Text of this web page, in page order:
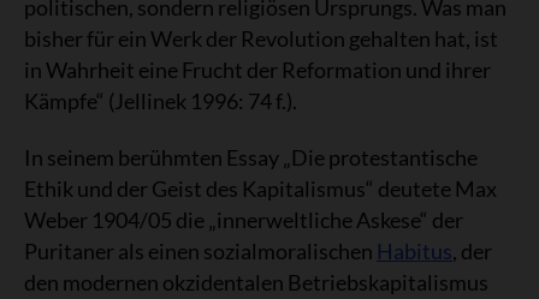
politischen, sondern religiösen Ursprungs. Was man
bisher für ein Werk der Revolution gehalten hat, ist
in Wahrheit eine Frucht der Reformation und ihrer
Kämpfe“ (Jellinek 1996: 74 f.).
In seinem berühmten Essay „Die protestantische
Ethik und der Geist des Kapitalismus“ deutete Max
Weber 1904/05 die „innerweltliche Askese“ der
Puritaner als einen sozialmoralischen Habitus, der
den modernen okzidentalen Betriebskapitalismus